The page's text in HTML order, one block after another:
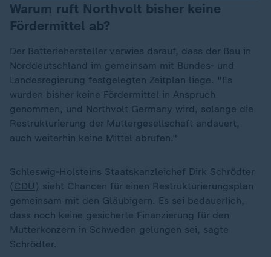
Warum ruft Northvolt bisher keine
Fördermittel ab?
Der Batteriehersteller verwies darauf, dass der Bau in
Norddeutschland im gemeinsam mit Bundes- und
Landesregierung festgelegten Zeitplan liege. "Es
wurden bisher keine Fördermittel in Anspruch
genommen, und Northvolt Germany wird, solange die
Restrukturierung der Muttergesellschaft andauert,
auch weiterhin keine Mittel abrufen."
Schleswig-Holsteins Staatskanzleichef Dirk Schrödter
(CDU ) sieht Chancen für einen Restrukturierungsplan
gemeinsam mit den Gläubigern. Es sei bedauerlich,
dass noch keine gesicherte Finanzierung für den
Mutterkonzern in Schweden gelungen sei, sagte
Schrödter.